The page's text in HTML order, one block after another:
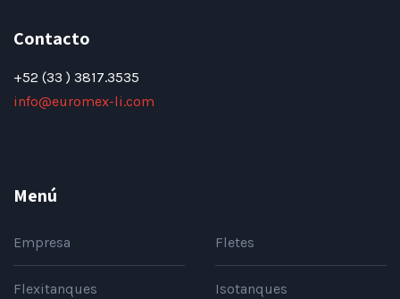
Contacto
+52 (33 ) 3817.3535
info@euromex-li.com
Menú
Empresa Fletes
Flexitanques Isotanques